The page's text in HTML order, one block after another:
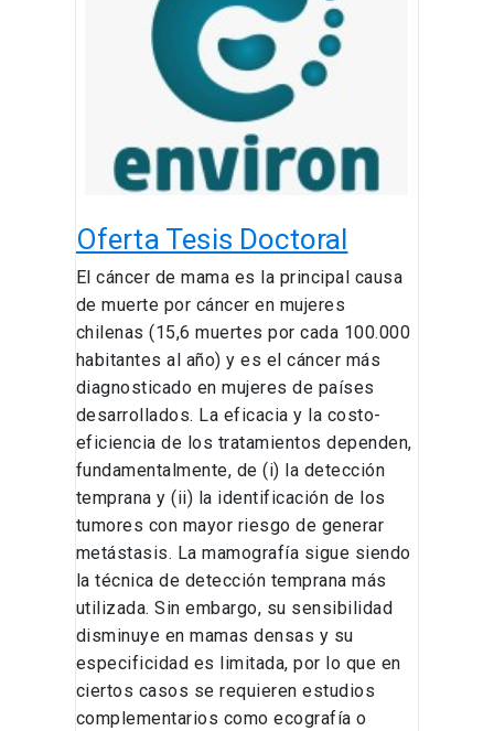
Oferta Tesis Doctoral
El cáncer de mama es la principal causa
de muerte por cáncer en mujeres
chilenas (15,6 muertes por cada 100.000
habitantes al año) y es el cáncer más
diagnosticado en mujeres de países
desarrollados. La eficacia y la costo-
eficiencia de los tratamientos dependen,
fundamentalmente, de (i) la detección
temprana y (ii) la identificación de los
tumores con mayor riesgo de generar
metástasis. La mamografía sigue siendo
la técnica de detección temprana más
utilizada. Sin embargo, su sensibilidad
disminuye en mamas densas y su
especificidad es limitada, por lo que en
ciertos casos se requieren estudios
complementarios como ecografía o